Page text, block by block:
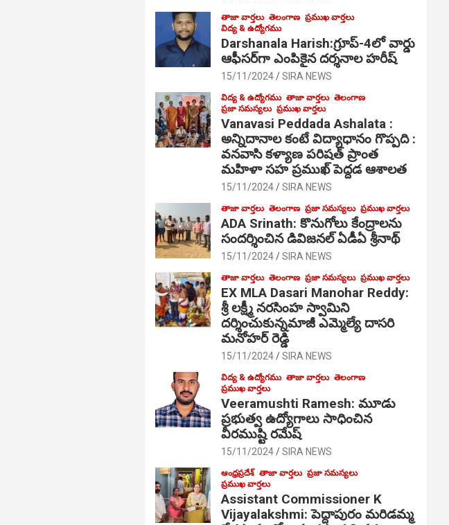
తాజా వార్తలు తెలంగాణ ప్రముఖ వార్తలు
విద్య & ఉద్యోగము
Darshanala Harish:గ్రూప్-4లో వార్డు
ఆఫీసర్‌గా ఎంపికైన దర్శనాల హరీష్
15/11/2024 SIRA NEWS
విద్య & ఉద్యోగము తాజా వార్తలు తెలంగాణ
ప్రజా సమస్యలు ప్రముఖ వార్తలు
Vanavasi Peddada Ashalata :
అన్నిదానాల కంటే విద్యాధానం గొప్పది :
వనవాసి కళ్యాణ పరిషత్ ప్రాంత
మహిళా సహ ప్రముఖ్ పెద్దడ ఆశాలత
15/11/2024 SIRA NEWS
తాజా వార్తలు తెలంగాణ ప్రజా సమస్యలు ప్రముఖ వార్తలు
ADA Srinath: కొనుగోలు కేంద్రాల‌ను
సంద‌ర్శించిన డివిజనల్ ఏడీఏ శ్రీనాథ్
15/11/2024 SIRA NEWS
తాజా వార్తలు తెలంగాణ ప్రజా సమస్యలు ప్రముఖ వార్తలు
EX MLA Dasari Manohar Reddy:
శ్రీ లక్ష్మీ నరసింహ స్వామిని
దర్శించుకున్నమాజీ ఎమ్మెల్యే దాసరి
మనోహర్ రెడ్డి
15/11/2024 SIRA NEWS
విద్య & ఉద్యోగము తాజా వార్తలు తెలంగాణ
ప్రముఖ వార్తలు
Veeramushti Ramesh: మూడు
ప్రభుత్వ ఉద్యోగాలు సాధించిన
వీరముష్టి రమేష్
15/11/2024 SIRA NEWS
ఆంధ్రప్రదేశ్ తాజా వార్తలు ప్రజా సమస్యలు
ప్రముఖ వార్తలు
Assistant Commissioner K
Vijayalakshmi: పెద్దాపురం మరిడమ్మ